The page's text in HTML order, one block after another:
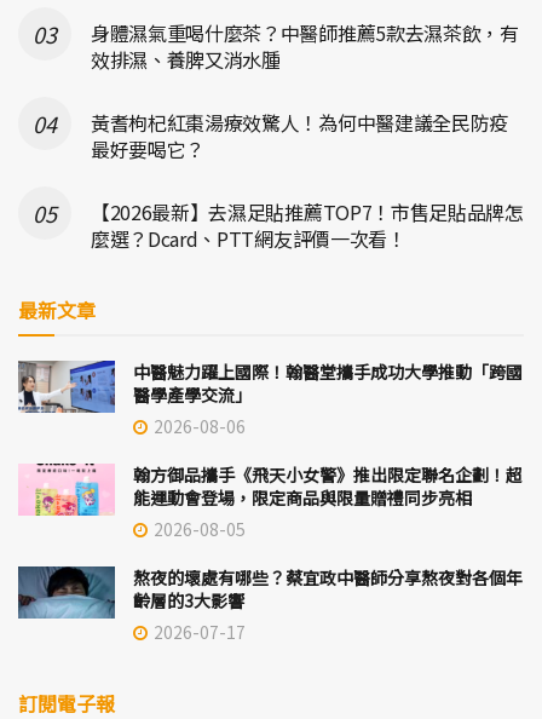
身體濕氣重喝什麼茶？中醫師推薦5款去濕茶飲，有
效排濕、養脾又消水腫
黃耆枸杞紅棗湯療效驚人！為何中醫建議全民防疫
最好要喝它？
【2026最新】去濕足貼推薦TOP7！市售足貼品牌怎
麼選？Dcard、PTT網友評價一次看！
最新文章
中醫魅力躍上國際！翰醫堂攜手成功大學推動「跨國
醫學產學交流」
2026-08-06
翰方御品攜手《飛天小女警》推出限定聯名企劃！超
能運動會登場，限定商品與限量贈禮同步亮相
2026-08-05
熬夜的壞處有哪些？蔡宜政中醫師分享熬夜對各個年
齡層的3大影響
2026-07-17
訂閱電子報